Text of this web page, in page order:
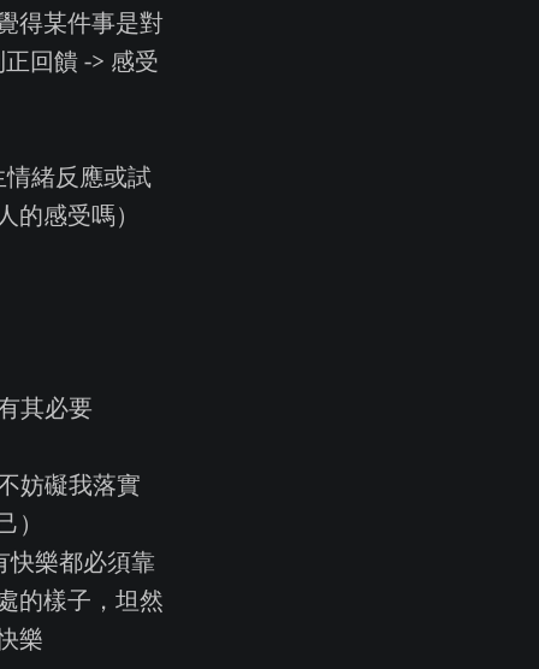
得某件事是對
回饋 -> 感受
緒反應或試
感受嗎）
其必要
妨礙我落實
快樂都必須靠
的樣子，坦然
樂